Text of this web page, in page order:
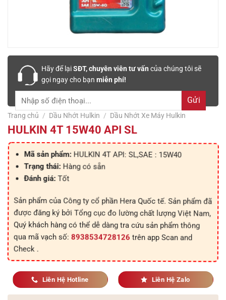
Hãy để lạiSĐT, chuyên viên tư vấn của chúng tôi sẽ
gọi ngay cho bạn miễn phí!
Trang chủ / Dầu Nhớt Hulkin / Dầu Nhớt Xe Máy Hulkin
HULKIN 4T 15W40 API SL
Mã sản phẩm:HULKIN 4T API: SL,SAE : 15W40
Trạng thái:Hàng có sẵn
Đánh giá:Tốt
Sản phẩm của Công ty cổ phần Hera Quốc tế. Sản phẩm đã
được đăng ký bởi Tổng cục đo lường chất lượng Việt Nam,
Quý khách hàng có thể dễ dàng tra cứu sản phẩm thông
qua mã vạch số:8938534728126 trên app Scan and
Check .
Liên Hệ Hotline Liên Hệ Zalo